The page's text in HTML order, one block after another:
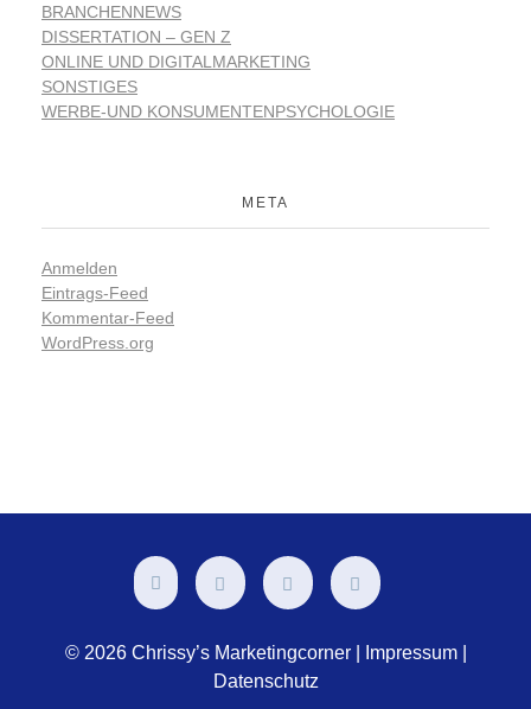
BRANCHENNEWS
DISSERTATION – GEN Z
ONLINE UND DIGITALMARKETING
SONSTIGES
WERBE-UND KONSUMENTENPSYCHOLOGIE
META
Anmelden
Eintrags-Feed
Kommentar-Feed
WordPress.org
© 2026 Chrissy’s Marketingcorner | Impressum|
Datenschutz